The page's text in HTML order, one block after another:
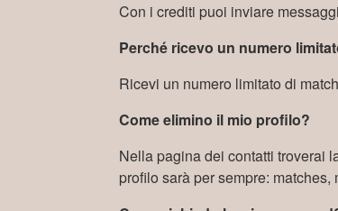
Con i crediti puoi inviare
Perché ricevo un numero
Ricevi un numero limitato di
Come elimino il mio profilo?
Nella pagina dei contatti troverai
profilo sarà per sempre: